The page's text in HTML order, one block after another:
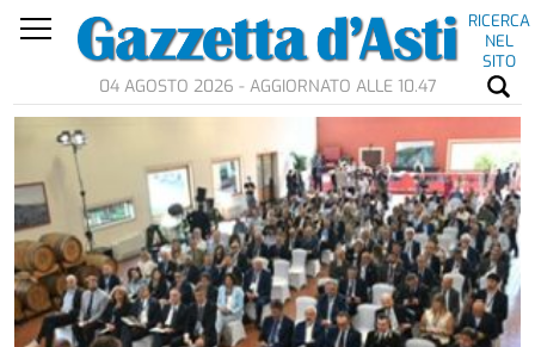
RICERCA
NEL
SITO
04 AGOSTO 2026 - AGGIORNATO ALLE 10.47